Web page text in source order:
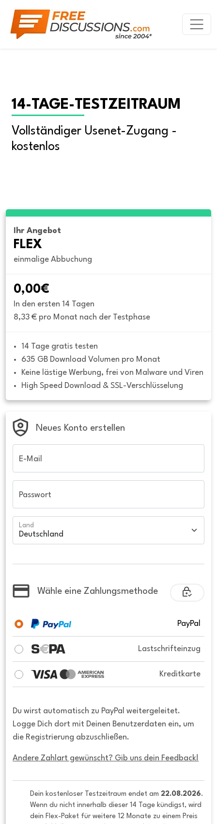
14-TAGE-TESTZEITRAUM
Vollständiger Usenet-Zugang -
kostenlos
Ihr Angebot
FLEX
einmalige Abbuchung
0,00€
In den ersten 14 Tagen
8,33 € pro Monat nach der Testphase
14 Tage gratis testen
635 GB Download Volumen pro Monat
Keine lästige Werbung, frei von Malware und Viren
High Speed Download & SSL-Verschlüsselung
Neues Konto erstellen
E-Mail
Passwort
Land
Wähle eine Zahlungsmethode
PayPal
Lastschrifteinzug
Kreditkarte
Du wirst automatisch zu PayPal weitergeleitet.
Logge Dich dort mit Deinen Benutzerdaten ein, um
die Registrierung abzuschließen.
Andere Zahlart gewünscht? Gib uns dein Feedback!
Dein kostenloser Testzeitraum endet am 22.08.2026.
Wenn du nicht innerhalb dieser 14 Tage kündigst, wird
dein Flex-Paket für weitere 12 Monate zu einem Preis